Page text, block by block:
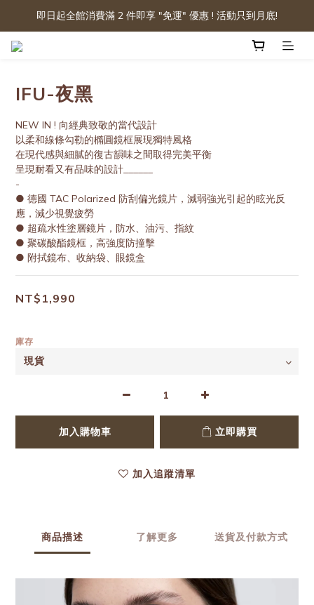
即日起全館消費滿 2 件即享 "免運" 優惠 ! 活動只到月底!
IFU-夜黑
NEW IN ! 向經典致敬的當代設計
以柔和線條勾勒的橢圓鏡框展現獨特風格
在現代感與細膩的復古韻味之間取得完美平衡
呈現耐看又有品味的設計______
-
● 德國 TAC Polarized 防刮偏光鏡片，減弱強光引起的眩光反
應，減少視覺疲勞
● 超疏水性塗層鏡片，防水、油污、指紋
● 聚碳酸酯鏡框，高強度防撞擊
● 附拭鏡布、收納袋、眼鏡盒
NT$1,990
庫存
加入購物車 立即購買
加入追蹤清單
商品描述 了解更多 送貨及付款方式